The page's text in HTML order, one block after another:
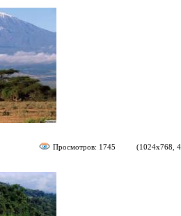
Просмотров: 1745 (1024х768,